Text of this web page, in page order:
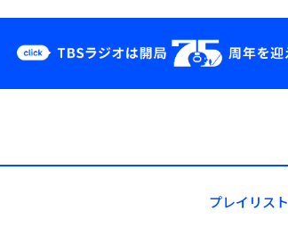
YouTube
会社情報プレイリスト